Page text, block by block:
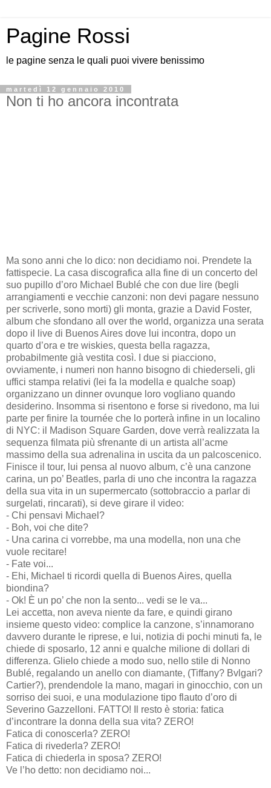
Pagine Rossi
le pagine senza le quali puoi vivere benissimo
martedì 12 gennaio 2010
Non ti ho ancora incontrata
Ma sono anni che lo dico: non decidiamo noi. Prendete la
fattispecie. La casa discografica alla fine di un concerto del
suo pupillo d’oro Michael Bublé che con due lire (begli
arrangiamenti e vecchie canzoni: non devi pagare nessuno
per scriverle, sono morti) gli monta, grazie a David Foster,
album che sfondano all over the world, organizza una serata
dopo il live di Buenos Aires dove lui incontra, dopo un
quarto d’ora e tre wiskies, questa bella ragazza,
probabilmente già vestita così. I due si piacciono,
ovviamente, i numeri non hanno bisogno di chiederseli, gli
uffici stampa relativi (lei fa la modella e qualche soap)
organizzano un dinner ovunque loro vogliano quando
desiderino. Insomma si risentono e forse si rivedono, ma lui
parte per finire la tournée che lo porterà infine in un localino
di NYC: il Madison Square Garden, dove verrà realizzata la
sequenza filmata più sfrenante di un artista all’acme
massimo della sua adrenalina in uscita da un palcoscenico.
Finisce il tour, lui pensa al nuovo album, c’è una canzone
carina, un po’ Beatles, parla di uno che incontra la ragazza
della sua vita in un supermercato (sottobraccio a parlar di
surgelati, rincarati), si deve girare il video:
- Chi pensavi Michael?
- Boh, voi che dite?
- Una carina ci vorrebbe, ma una modella, non una che
vuole recitare!
- Fate voi...
- Ehi, Michael ti ricordi quella di Buenos Aires, quella
biondina?
- Ok! È un po’ che non la sento... vedi se le va...
Lei accetta, non aveva niente da fare, e quindi girano
insieme questo video: complice la canzone, s’innamorano
davvero durante le riprese, e lui, notizia di pochi minuti fa, le
chiede di sposarlo, 12 anni e qualche milione di dollari di
differenza. Glielo chiede a modo suo, nello stile di Nonno
Bublé, regalando un anello con diamante, (Tiffany? Bvlgari?
Cartier?), prendendole la mano, magari in ginocchio, con un
sorriso dei suoi, e una modulazione tipo flauto d’oro di
Severino Gazzelloni. FATTO! Il resto è storia: fatica
d’incontrare la donna della sua vita? ZERO!
Fatica di conoscerla? ZERO!
Fatica di rivederla? ZERO!
Fatica di chiederla in sposa? ZERO!
Ve l’ho detto: non decidiamo noi...